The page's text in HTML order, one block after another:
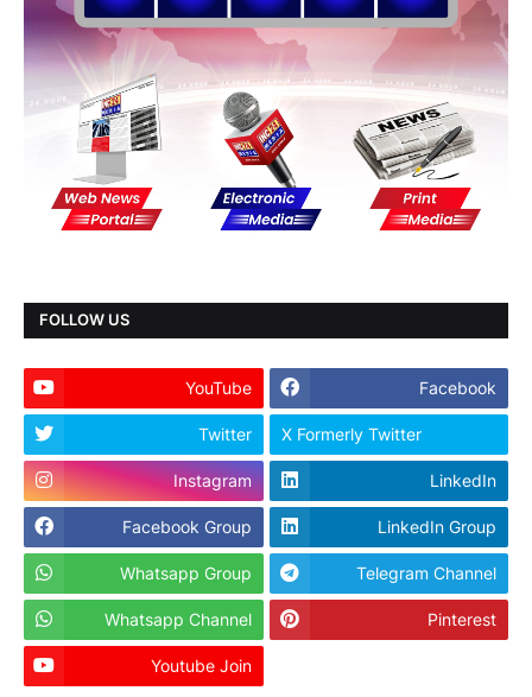
FOLLOW US
YouTube Facebook
Twitter X Formerly Twitter
Instagram LinkedIn
Facebook Group LinkedIn Group
Whatsapp Group Telegram Channel
Whatsapp Channel Pinterest
Youtube Join